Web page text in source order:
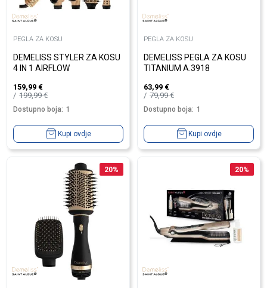
PEGLA ZA KOSU
DEMELISS STYLER ZA KOSU
4 IN 1 AIRFLOW
159,99 €
199,99€
Dostupno boja: 1
Kupi ovdje
PEGLA ZA KOSU
DEMELISS PEGLA ZA KOSU
TITANIUM A.3918
63,99 €
79,99€
Dostupno boja: 1
Kupi ovdje
20% 20%